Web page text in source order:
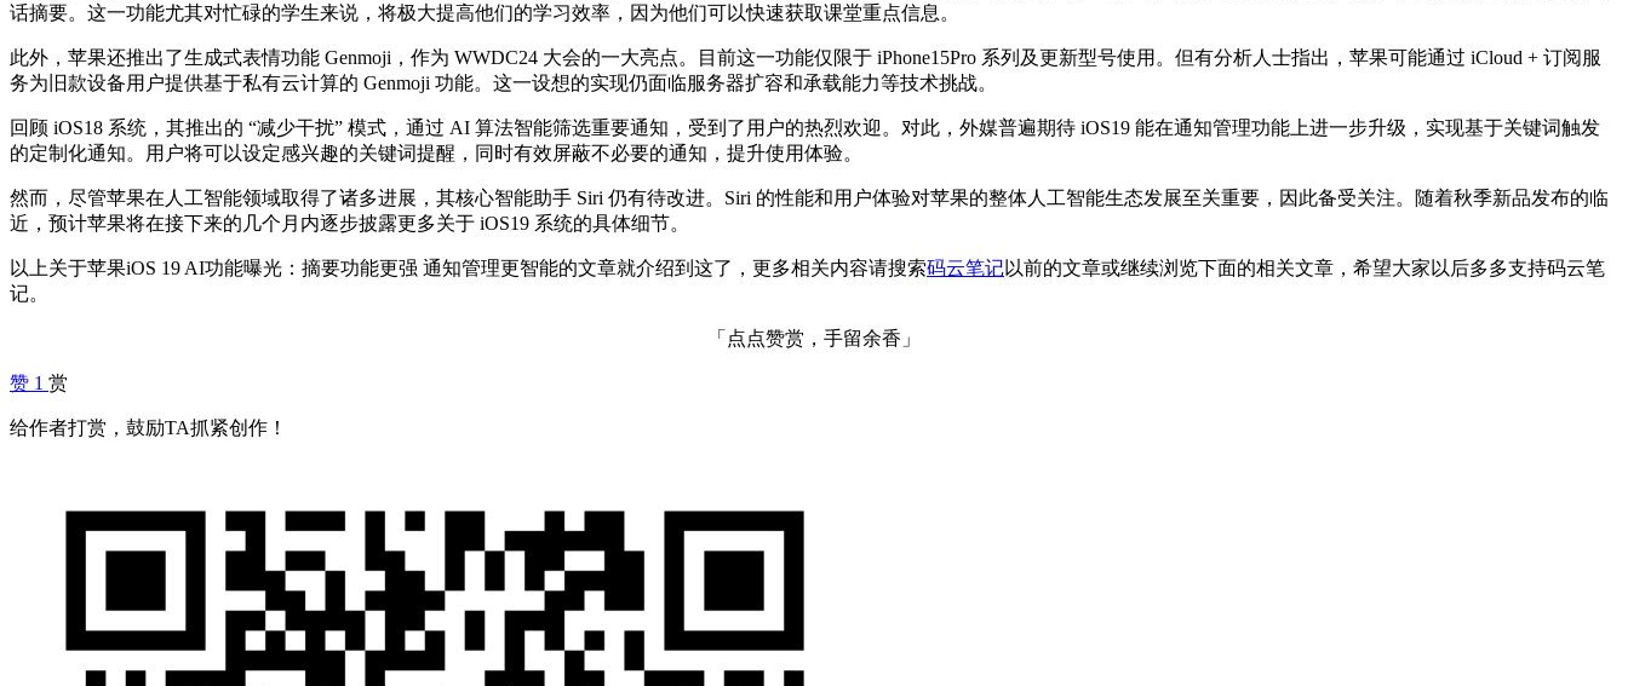
话摘要。这一功能尤其对忙碌的学生来说，将极大提高他们的学习效率，因为他们可以快速获取课堂重点信息。
此外，苹果还推出了生成式表情功能 Genmoji，作为 WWDC24 大会的一大亮点。目前这一功能仅限于 iPhone15Pro 系列及更新型号使用。但有分析人士指出，苹果可能通过 iCloud + 订阅服
务为旧款设备用户提供基于私有云计算的 Genmoji 功能。这一设想的实现仍面临服务器扩容和承载能力等技术挑战。
回顾 iOS18 系统，其推出的 “减少干扰” 模式，通过 AI 算法智能筛选重要通知，受到了用户的热烈欢迎。对此，外媒普遍期待 iOS19 能在通知管理功能上进一步升级，实现基于关键词触发
的定制化通知。用户将可以设定感兴趣的关键词提醒，同时有效屏蔽不必要的通知，提升使用体验。
然而，尽管苹果在人工智能领域取得了诸多进展，其核心智能助手 Siri 仍有待改进。Siri 的性能和用户体验对苹果的整体人工智能生态发展至关重要，因此备受关注。随着秋季新品发布的临
近，预计苹果将在接下来的几个月内逐步披露更多关于 iOS19 系统的具体细节。
以上关于苹果iOS 19 AI功能曝光：摘要功能更强 通知管理更智能的文章就介绍到这了，更多相关内容请搜索码云笔记以前的文章或继续浏览下面的相关文章，希望大家以后多多支持码云笔
记。
「点点赞赏，手留余香」
赞 1 赏
给作者打赏，鼓励TA抓紧创作！